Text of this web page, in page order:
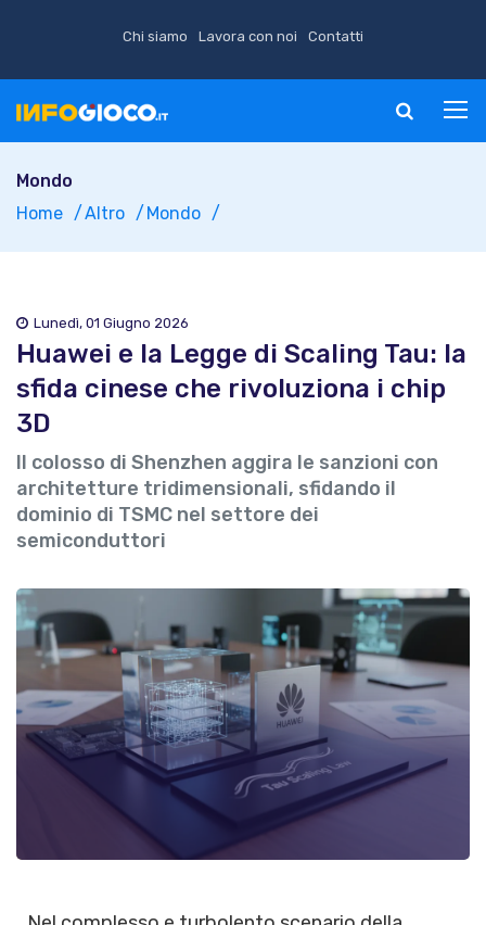
Chi siamo Lavora con noi Contatti
Mondo
Home
Altro Mondo
Lunedì, 01 Giugno 2026
Huawei e la Legge di Scaling Tau: la
sfida cinese che rivoluziona i chip
3D
Il colosso di Shenzhen aggira le sanzioni con
architetture tridimensionali, sfidando il
dominio di TSMC nel settore dei
semiconduttori